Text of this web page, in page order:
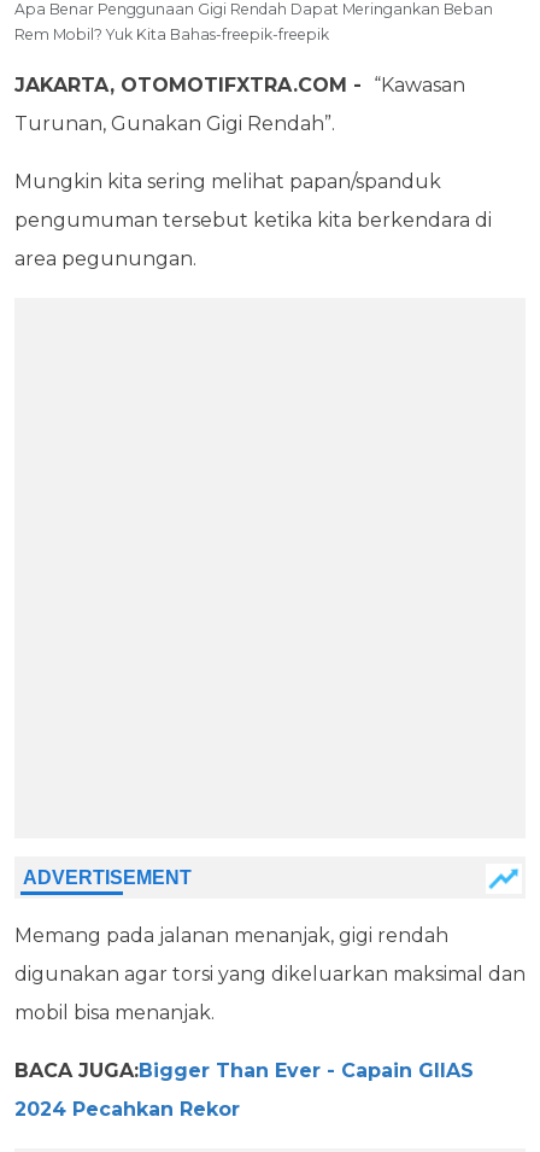
Apa Benar Penggunaan Gigi Rendah Dapat Meringankan Beban
Rem Mobil? Yuk Kita Bahas-freepik-freepik
JAKARTA, OTOMOTIFXTRA.COM - “Kawasan
Turunan, Gunakan Gigi Rendah”.
Mungkin kita sering melihat papan/spanduk
pengumuman tersebut ketika kita berkendara di
area pegunungan.
Memang pada jalanan menanjak, gigi rendah
digunakan agar torsi yang dikeluarkan maksimal dan
mobil bisa menanjak.
BACA JUGA:Bigger Than Ever - Capain GIIAS
2024 Pecahkan Rekor